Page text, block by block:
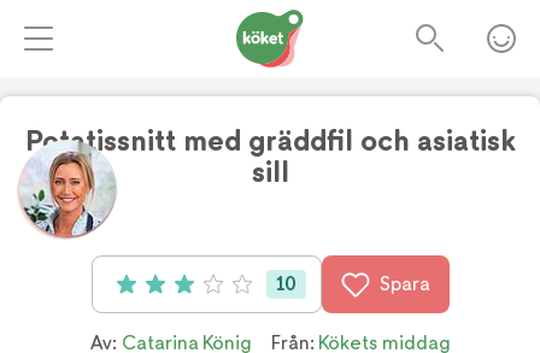
Potatissnitt med gräddfil och asiatisk
sill
Betyg: 3 av 5 (10 röster)
10 Spara
Av: Catarina König Från: Kökets middag